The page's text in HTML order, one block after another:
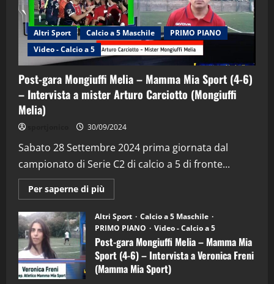
Altri Sport Calcio a 5 Maschile
PRIMO PIANO
Video - Calcio a 5
Post-gara Mongiuffi Melia – Mamma Mia Sport (4-6)
– Intervista a mister Arturo Carciotto (Mongiuffi
Melia)
30/09/2024
Sabato 28 Settembre 2024 prima giornata dal
campionato di Serie C2 di calcio a 5 di fronte...
Per saperne di più
informazioni
Post-
gara
Mongiuffi
Melia
–
Mamma
Mia
Sport
Altri Sport
Calcio a 5 Maschile
PRIMO PIANO
Video - Calcio a 5
Post-gara Mongiuffi Melia – Mamma Mia
Sport (4-6) – Intervista a Veronica Freni
(Mamma Mia Sport)
"SportEmpire" in Podcast Sport News
“SportEmpire” in Podcast: 29^ Puntata
(Martedi 28 Aprile 2026)
28/04/2026
3
“SportEmpire” in Podcast: 28^ Puntata
(Martedi 21 Aprile 2026)
21/04/2026
4
"SportEmpire" in Podcast
“SportEmpire” in Podcast: 27^ Puntata
(Martedi 14 Aprile 2026)
15/04/2026